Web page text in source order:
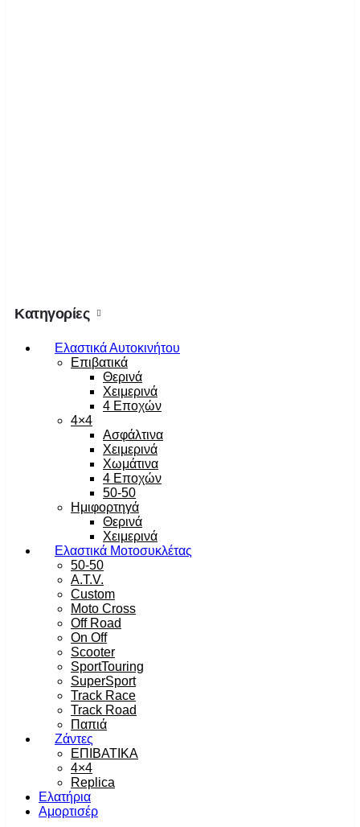
Κατηγορίες
Ελαστικά Αυτοκινήτου
Επιβατικά
Θερινά
Χειμερινά
4 Εποχών
4×4
Ασφάλτινα
Χειμερινά
Χωμάτινα
4 Εποχών
50-50
Ημιφορτηγά
Θερινά
Χειμερινά
Ελαστικά Μοτοσυκλέτας
50-50
A.T.V.
Custom
Moto Cross
Off Road
On Off
Scooter
SportTouring
SuperSport
Track Race
Track Road
Παπιά
Ζάντες
ΕΠΙΒΑΤΙΚΑ
4×4
Replica
Ελατήρια
Αμορτισέρ